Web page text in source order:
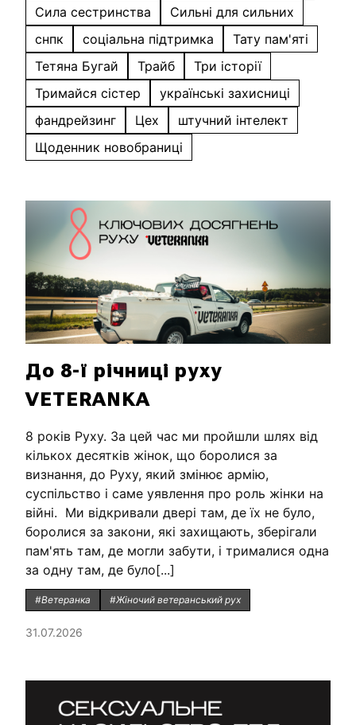
Сила сестринства
Сильні для сильних
снпк
соціальна підтримка
Тату пам'яті
Тетяна Бугай
Трайб
Три історії
Тримайся сістер
українські захисниці
фандрейзинг
Цех
штучний інтелект
Щоденник новобраниці
До 8-ї річниці руху
VETERANKA
8 років Руху. За цей час ми пройшли шлях від
кількох десятків жінок, що боролися за
визнання, до Руху, який змінює армію,
суспільство і саме уявлення про роль жінки на
війні. Ми відкривали двері там, де їх не було,
боролися за закони, які захищають, зберігали
пам'ять там, де могли забути, і трималися одна
за одну там, де було[...]
#Ветеранка #Жіночий ветеранський рух
31.07.2026